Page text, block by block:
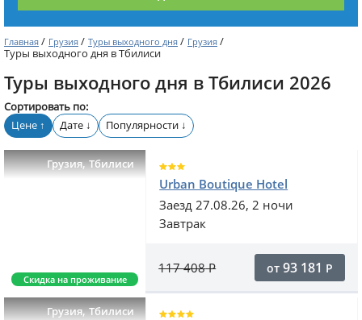
Главная / Грузия / Туры выходного дня / Грузия /
Туры выходного дня в Тбилиси
Туры выходного дня в Тбилиси 2026
Сортировать по:
Цене ↑ Дате ↓ Популярности ↓
Грузия,Тбилиси
Скидка на проживание
Urban Boutique Hotel
Заезд 27.08.26, 2 ночи
Завтрак
117 408Р от 93 181 Р
Грузия,Тбилиси